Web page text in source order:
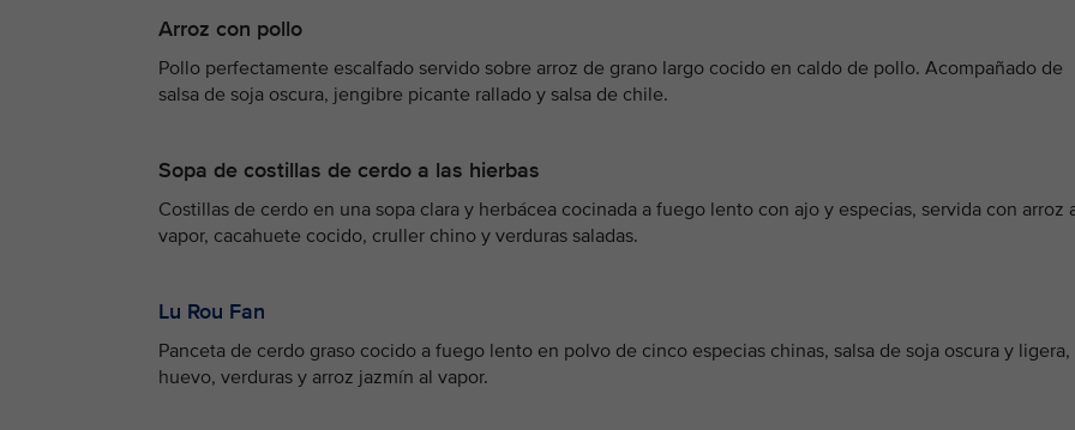
Arroz con pollo
Pollo perfectamente escalfado servido sobre arroz de grano largo cocido en caldo de pollo. Acompañado de
salsa de soja oscura, jengibre picante rallado y salsa de chile.
Sopa de costillas de cerdo a las hierbas
Costillas de cerdo en una sopa clara y herbácea cocinada a fuego lento con ajo y especias, servida con arroz
vapor, cacahuete cocido, cruller chino y verduras saladas.
Lu Rou Fan
Panceta de cerdo graso cocido a fuego lento en polvo de cinco especias chinas, salsa de soja oscura y ligera,
huevo, verduras y arroz jazmín al vapor.